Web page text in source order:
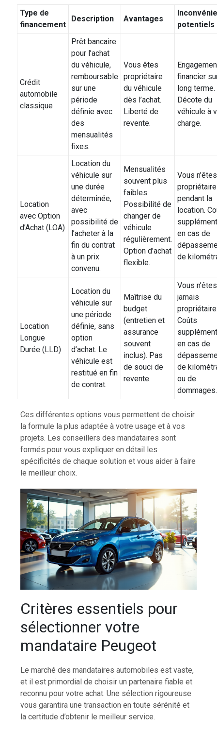
Type de
financement
Description Avantages
potentiels
Crédit
automobile
classique
Prêt bancaire
pour l’achat
du véhicule,
remboursable
sur une
période
définie avec
des
mensualités
fixes.
Vous êtes
propriétaire
du véhicule
dès l’achat.
Liberté de
revente.
financier
long terme.
Décote du
véhicule à
charge.
Location
avec Option
d’Achat (LOA)
Location du
véhicule sur
une durée
déterminée,
avec
possibilité de
l’acheter à la
fin du contrat
à un prix
convenu.
Mensualités
souvent plus
faibles.
Possibilité de
changer de
véhicule
régulièrement.
Option d’achat
flexible.
Vous
propriétaire
pendant la
location.
en cas de
de
Location
Longue
Durée (LLD)
Location du
véhicule sur
une période
définie, sans
option
d’achat. Le
véhicule est
restitué en fin
de contrat.
Maîtrise du
budget
(entretien et
assurance
souvent
inclus). Pas
de souci de
revente.
Vous n’êtes
jamais
Coûts
en cas de
de
ou de
dommages.
Ces différentes options vous permettent de choisir
la formule la plus adaptée à votre usage et à vos
projets. Les conseillers des mandataires sont
formés pour vous expliquer en détail les
spécificités de chaque solution et vous aider à faire
le meilleur choix.
Critères essentiels pour
sélectionner votre
mandataire Peugeot
Le marché des mandataires automobiles est vaste,
et il est primordial de choisir un partenaire fiable et
reconnu pour votre achat. Une sélection rigoureuse
vous garantira une transaction en toute sérénité et
la certitude d’obtenir le meilleur service.